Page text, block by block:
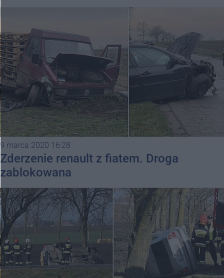
9 marca 2020 16:28
Zderzenie renault z fiatem. Droga
zablokowana